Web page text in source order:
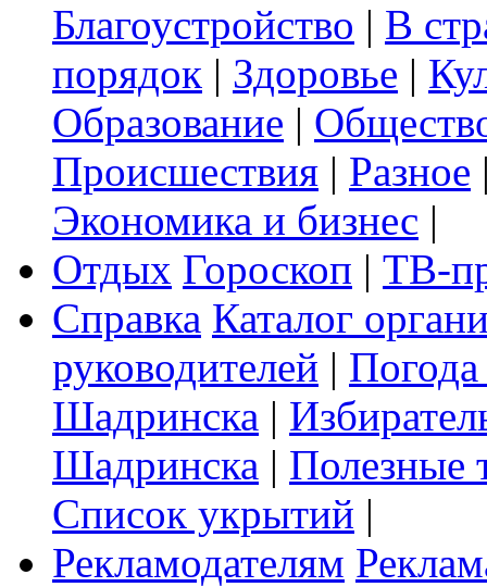
Благоустройство | В
порядок | Здоровье |
Образование |
Происшествия | Разное
Экономика и бизнес |
Отдых Гороскоп | ТВ-
Справка Каталог
руководителей |
Шадринска |
Шадринска | Полезные
Список укрытий |
Рекламодателям